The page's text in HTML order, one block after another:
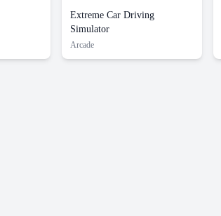
Extreme Car Driving
Simulator
Arcade